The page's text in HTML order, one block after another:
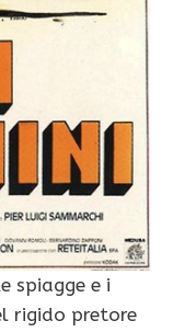
spiagge e i
rigido pretore